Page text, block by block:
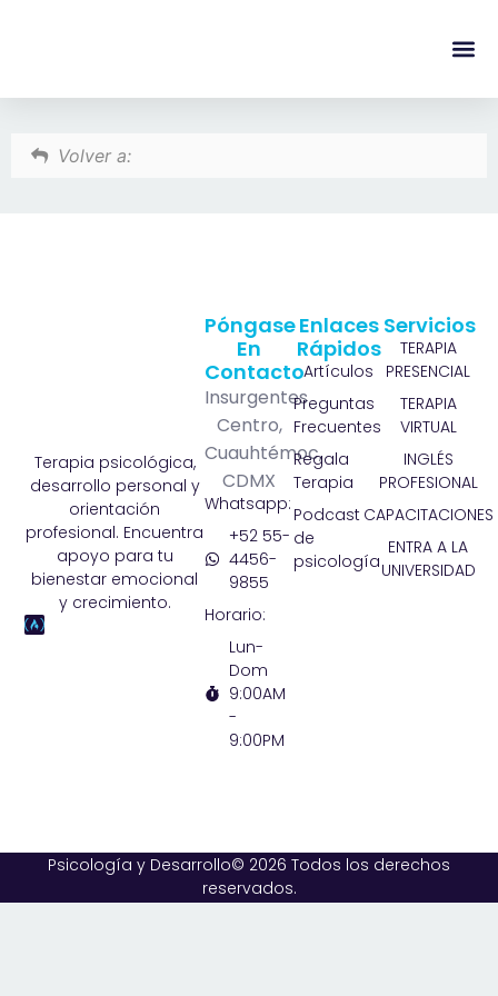
Volver a:
Terapia psicológica,
desarrollo personal y
orientación
profesional. Encuentra
apoyo para tu
bienestar emocional
y crecimiento.
Servicios
TERAPIA
PRESENCIAL
TERAPIA
VIRTUAL
INGLÉS
PROFESIONAL
CAPACITACIONES
ENTRA A LA
UNIVERSIDAD
Enlaces
Rápidos
Artículos
Preguntas
Frecuentes
Regala
Terapia
Podcast
de
psicología
Póngase
En
Contacto
Insurgentes
Centro,
Cuauhtémoc,
CDMX
Whatsapp:
+52 55-
4456-
9855
Horario:
Lun-
Dom
9:00AM
-
9:00PM
Psicología y Desarrollo© 2026 Todos los derechos
reservados.